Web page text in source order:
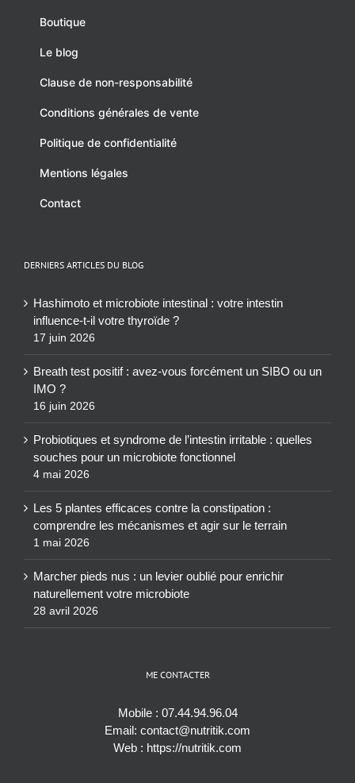
Boutique
Le blog
Clause de non-responsabilité
Conditions générales de vente
Politique de confidentialité
Mentions légales
Contact
DERNIERS ARTICLES DU BLOG
Hashimoto et microbiote intestinal : votre intestin
influence-t-il votre thyroïde ?
17 juin 2026
Breath test positif : avez-vous forcément un SIBO ou un
IMO ?
16 juin 2026
Probiotiques et syndrome de l’intestin irritable : quelles
souches pour un microbiote fonctionnel
4 mai 2026
Les 5 plantes efficaces contre la constipation :
comprendre les mécanismes et agir sur le terrain
1 mai 2026
Marcher pieds nus : un levier oublié pour enrichir
naturellement votre microbiote
28 avril 2026
ME CONTACTER
Mobile : 07.44.94.96.04
Email: contact@nutritik.com
Web : https://nutritik.com